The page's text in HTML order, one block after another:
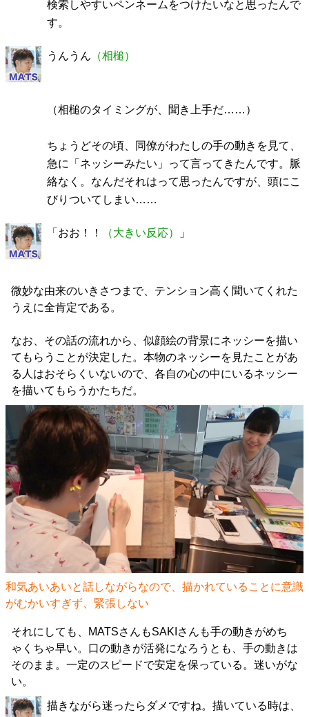
検索しやすいペンネームをつけたいなと思ったんで
す。
うんうん （相槌）
（相槌のタイミングが、聞き上手だ……）
ちょうどその頃、同僚がわたしの手の動きを見て、
急に「ネッシーみたい」って言ってきたんです。脈
絡なく。なんだそれはって思ったんですが、頭にこ
びりついてしまい……
「おお！！ （大きい反応） 」
微妙な由来のいきさつまで、テンション高く聞いてくれた
うえに全肯定である。
なお、その話の流れから、似顔絵の背景にネッシーを描い
てもらうことが決定した。本物のネッシーを見たことがあ
る人はおそらくいないので、各自の心の中にいるネッシー
を描いてもらうかたちだ。
和気あいあいと話しながらなので、描かれていることに意識
がむかいすぎず、緊張しない
それにしても、MATSさんもSAKIさんも手の動きがめち
ゃくちゃ早い。口の動きが活発になろうとも、手の動きは
そのまま。一定のスピードで安定を保っている。迷いがな
い。
描きながら迷ったらダメですね。描いている時は、